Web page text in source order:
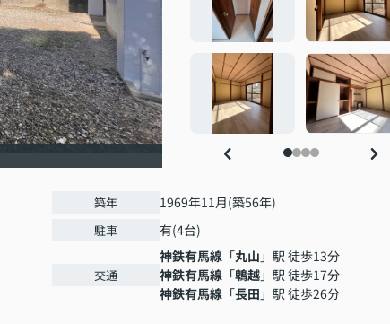
築年 1969年11月(築56年)
駐車 有(4台)
交通
神鉄有馬線 「丸山 」駅 徒歩13分
神鉄有馬線 「鵯越」駅 徒歩17分
神鉄有馬線 「長田 」駅 徒歩26分